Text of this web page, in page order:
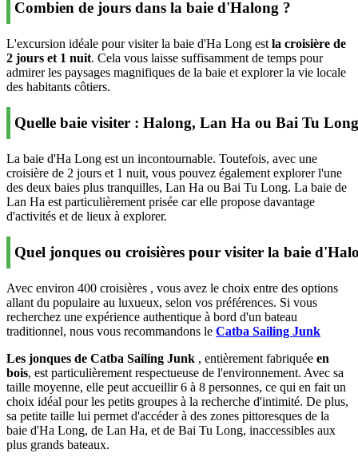
Combien de jours dans la baie d'Halong ?
L'excursion idéale pour visiter la baie d'Ha Long est la croisière de
2 jours et 1 nuit. Cela vous laisse suffisamment de temps pour
admirer les paysages magnifiques de la baie et explorer la vie locale
des habitants côtiers.
Quelle baie visiter : Halong, Lan Ha ou Bai Tu
La baie d'Ha Long est un incontournable. Toutefois, avec une
croisière de 2 jours et 1 nuit, vous pouvez également explorer l'une
des deux baies plus tranquilles, Lan Ha ou Bai Tu Long. La baie de
Lan Ha est particulièrement prisée car elle propose davantage
d'activités et de lieux à explorer.
Quel jonques ou croisières pour visiter la baie
Avec environ 400 croisières , vous avez le choix entre des options
allant du populaire au luxueux, selon vos préférences. Si vous
recherchez une expérience authentique à bord d'un bateau
traditionnel, nous vous recommandons le Catba Sailing Junk
Les jonques de Catba Sailing Junk , entièrement fabriquée en
bois, est particulièrement respectueuse de l'environnement. Avec sa
taille moyenne, elle peut accueillir 6 à 8 personnes, ce qui en fait un
choix idéal pour les petits groupes à la recherche d'intimité. De plus,
sa petite taille lui permet d'accéder à des zones pittoresques de la
baie d'Ha Long, de Lan Ha, et de Bai Tu Long, inaccessibles aux
plus grands bateaux.